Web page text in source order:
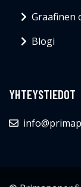
Graafinen
Blogi
YHTEYSTIEDOT